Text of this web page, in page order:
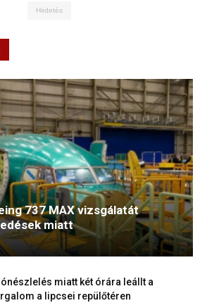
Hirdetés
737 MAX vizsgálatát
miatt
miatt két órára leállt a
a lipcsei repülőtéren